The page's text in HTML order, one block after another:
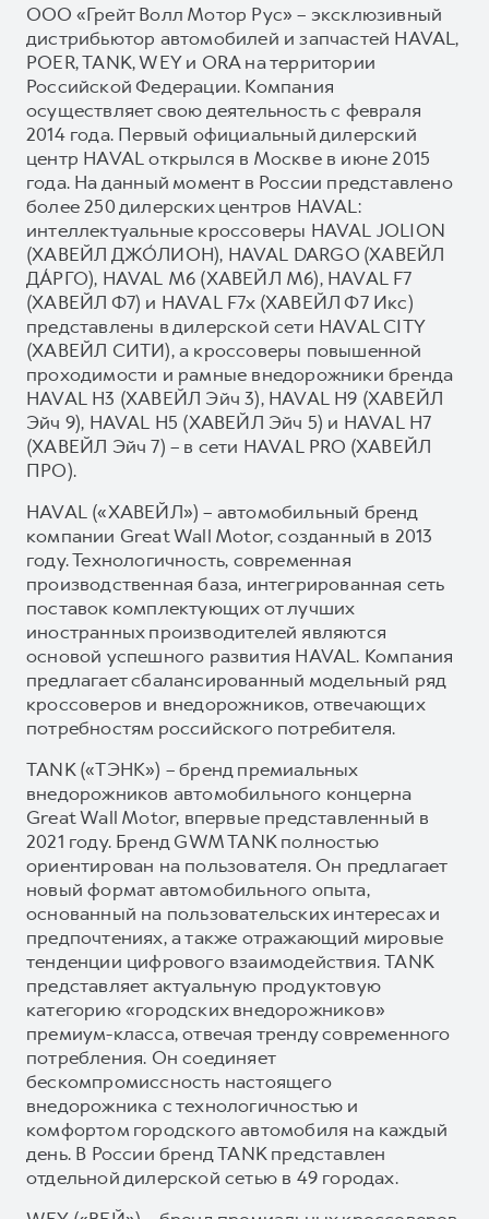
ООО «Грейт Волл Мотор Рус» – эксклюзивный
дистрибьютор автомобилей и запчастей HAVAL,
POER, TANK, WEY и ORA на территории
Российской Федерации. Компания
осуществляет свою деятельность с февраля
2014 года. Первый официальный дилерский
центр HAVAL открылся в Москве в июне 2015
года. На данный момент в России представлено
более 250 дилерских центров HAVAL:
интеллектуальные кроссоверы HAVAL JOLION
(ХАВЕЙЛ ДЖО́ЛИОН), HAVAL DARGO (ХАВЕЙЛ
ДА́РГО), HAVAL М6 (ХАВЕЙЛ M6), HAVAL F7
(ХАВЕЙЛ Ф7) и HAVAL F7x (ХАВЕЙЛ Ф7 Икс)
представлены в дилерской сети HAVAL CITY
(ХАВЕЙЛ СИТИ), а кроссоверы повышенной
проходимости и рамные внедорожники бренда
HAVAL H3 (ХАВЕЙЛ Эйч 3), HAVAL H9 (ХАВЕЙЛ
Эйч 9), HAVAL H5 (ХАВЕЙЛ Эйч 5) и HAVAL H7
(ХАВЕЙЛ Эйч 7) – в сети HAVAL PRO (ХАВЕЙЛ
ПРО).
HAVAL («ХАВЕЙЛ») – автомобильный бренд
компании Great Wall Motor, созданный в 2013
году. Технологичность, современная
производственная база, интегрированная сеть
поставок комплектующих от лучших
иностранных производителей являются
основой успешного развития HAVAL. Компания
предлагает сбалансированный модельный ряд
кроссоверов и внедорожников, отвечающих
потребностям российского потребителя.
TANK («ТЭНК») – бренд премиальных
внедорожников автомобильного концерна
Great Wall Motor, впервые представленный в
2021 году. Бренд GWM TANK полностью
ориентирован на пользователя. Он предлагает
новый формат автомобильного опыта,
основанный на пользовательских интересах и
предпочтениях, а также отражающий мировые
тенденции цифрового взаимодействия. TANK
представляет актуальную продуктовую
категорию «городских внедорожников»
премиум-класса, отвечая тренду современного
потребления. Он соединяет
бескомпромиссность настоящего
внедорожника с технологичностью и
комфортом городского автомобиля на каждый
день. В России бренд TANK представлен
отдельной дилерской сетью в 49 городах.